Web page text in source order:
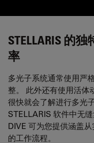
STELLARIS 的
率
多光子系统通常使用严
整。 此外还有使用活体
很快就会了解进行多光
STELLARIS 软件中无
DIVE 可为您提供涵盖
的工作流程。